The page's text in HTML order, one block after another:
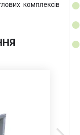
комплексів